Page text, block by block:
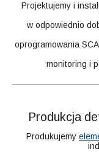
Projektujemy i
w odpowiednio
oprogramowania
monitoring i
Produkcja
Produkujemy